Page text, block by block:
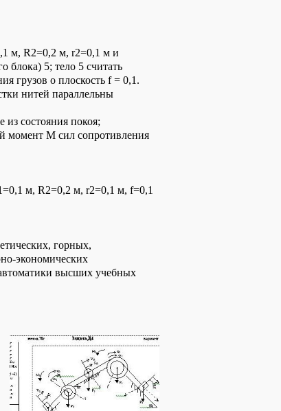
м, R2=0,2 м, r2=0,1 м и
блока) 5; тело 5 считать
грузов о плоскость f = 0,1.
нитей параллельны
состояния покоя;
момент М сил сопротивления
м, R2=0,2 м, r2=0,1 м, f=0,1
горных,
экономических
высших учебных